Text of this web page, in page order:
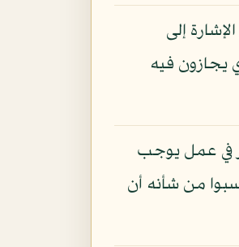
إلى
يجازون فيه
في عمل يوجب
من شأنه أن